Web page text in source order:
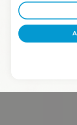
clés pour avancer
deviennent vos
équipe, un